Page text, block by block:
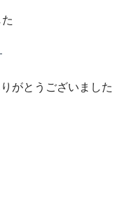
がとうございました